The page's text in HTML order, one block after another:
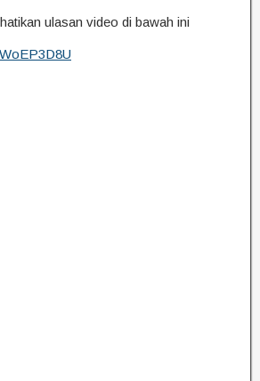
ulasan video di bawah ini